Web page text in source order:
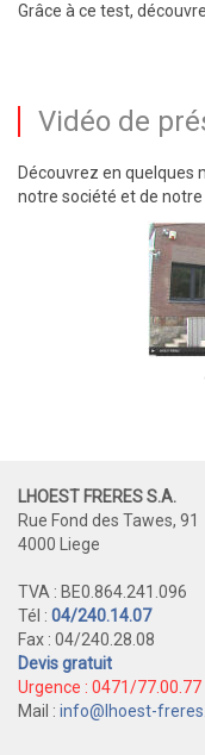
Grâce à ce test,
Vidéo de
Découvrez en quelques
notre société et de
LHOEST FRERES S.A.
Rue Fond des Tawes, 91
4000 Liege
TVA : BE0.864.241.096
Tél : 04/240.14.07
Fax : 04/240.28.08
Devis gratuit
Urgence : 0471/77.00.77
Mail : info@lhoest-